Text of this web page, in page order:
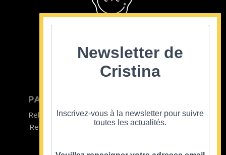
PARTICULIER
Relooking homme
Relooking femme
Team Building
Formations
Newsletter de
Cristina
Inscrivez-vous à la newsletter pour suivre
toutes les actualités.